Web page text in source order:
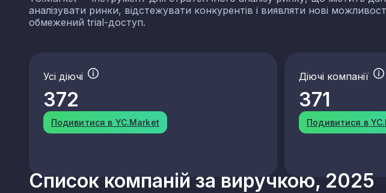
аналізувати ринки, відстежувати конкурентів і виявляти нові
обмежений trial-доступ.
Усі діючі
372
Подивитися в YC.Market
Діючі компанії
371
Подивитися в
Список компаній за виручкою, 2025